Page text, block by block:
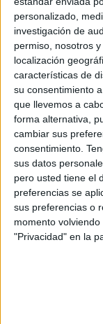
personalizado,
investigación de
permiso, nosotros
localización
características de
su consentimiento
que llevemos a
forma alternativa,
cambiar sus
consentimiento.
sus datos
pero usted tiene el
preferencias se
sus preferencias o
momento
"Privacidad" en la
¿Qué es